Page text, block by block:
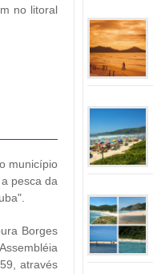
no litoral
município
pesca da
Borges
através